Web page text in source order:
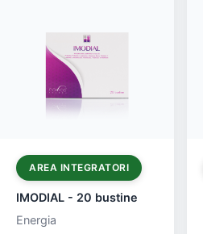
AREA INTEGRATORI
IMODIAL - 20 bustine
Energia